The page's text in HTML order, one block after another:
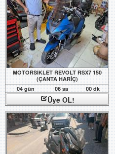
MOTORSIKLET REVOLT RSX7 150
(ÇANTA HARİÇ)
04 gün
06 sa 00 dk
Üye OL!